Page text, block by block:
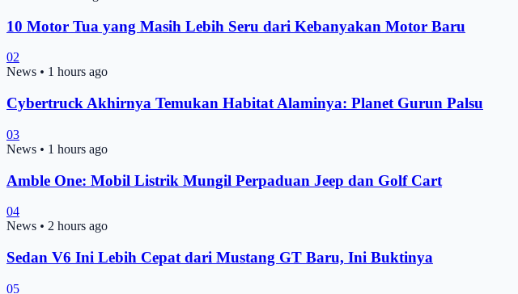
10 Motor Tua yang Masih Lebih Seru dari Kebanyakan Motor Baru
02
News • 1 hours ago
Cybertruck Akhirnya Temukan Habitat Alaminya: Planet Gurun Palsu
03
News • 1 hours ago
Amble One: Mobil Listrik Mungil Perpaduan Jeep dan Golf Cart
04
News • 2 hours ago
Sedan V6 Ini Lebih Cepat dari Mustang GT Baru, Ini Buktinya
05